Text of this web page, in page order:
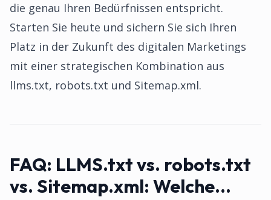
die genau Ihren Bedürfnissen entspricht.
Starten Sie heute und sichern Sie sich Ihren
Platz in der Zukunft des digitalen Marketings
mit einer strategischen Kombination aus
llms.txt, robots.txt und Sitemap.xml.
FAQ: LLMS.txt vs. robots.txt
vs. Sitemap.xml: Welche...